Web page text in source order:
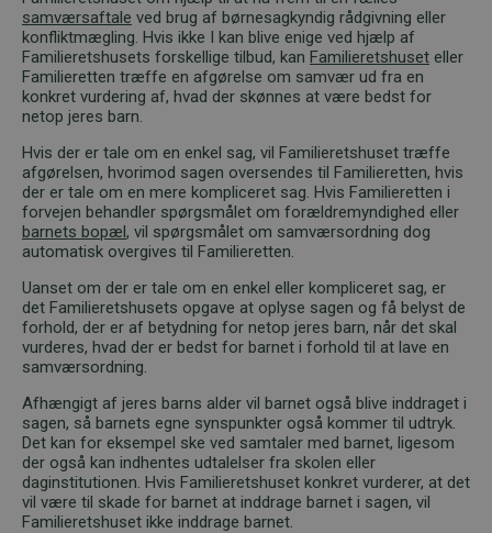
samværsaftale ved brug af børnesagkyndig rådgivning eller
konfliktmægling. Hvis ikke I kan blive enige ved hjælp af
Familieretshusets forskellige tilbud, kan Familieretshuset eller
Familieretten træffe en afgørelse om samvær ud fra en
konkret vurdering af, hvad der skønnes at være bedst for
netop jeres barn.
Hvis der er tale om en enkel sag, vil Familieretshuset træffe
afgørelsen, hvorimod sagen oversendes til Familieretten, hvis
der er tale om en mere kompliceret sag. Hvis Familieretten i
forvejen behandler spørgsmålet om forældremyndighed eller
barnets bopæl, vil spørgsmålet om samværsordning dog
automatisk overgives til Familieretten.
Uanset om der er tale om en enkel eller kompliceret sag, er
det Familieretshusets opgave at oplyse sagen og få belyst de
forhold, der er af betydning for netop jeres barn, når det skal
vurderes, hvad der er bedst for barnet i forhold til at lave en
samværsordning.
Afhængigt af jeres barns alder vil barnet også blive inddraget i
sagen, så barnets egne synspunkter også kommer til udtryk.
Det kan for eksempel ske ved samtaler med barnet, ligesom
der også kan indhentes udtalelser fra skolen eller
daginstitutionen. Hvis Familieretshuset konkret vurderer, at det
vil være til skade for barnet at inddrage barnet i sagen, vil
Familieretshuset ikke inddrage barnet.